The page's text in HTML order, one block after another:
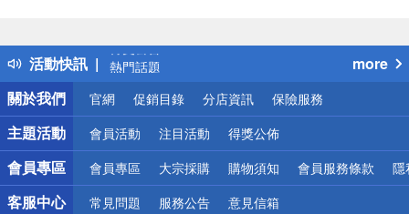
活動快訊
得獎公告
熱門話題
銀行優惠
偏遠地區配送
詐騙網頁！請小心！
more
關於我們
官網 促銷目錄 分店資訊 保險服務
主題活動 會員活動 注目活動 得獎公佈
會員專區 會員專區 大宗採購 購物須知 會員服務條款 隱
客服中心 常見問題 服務公告 意見信箱